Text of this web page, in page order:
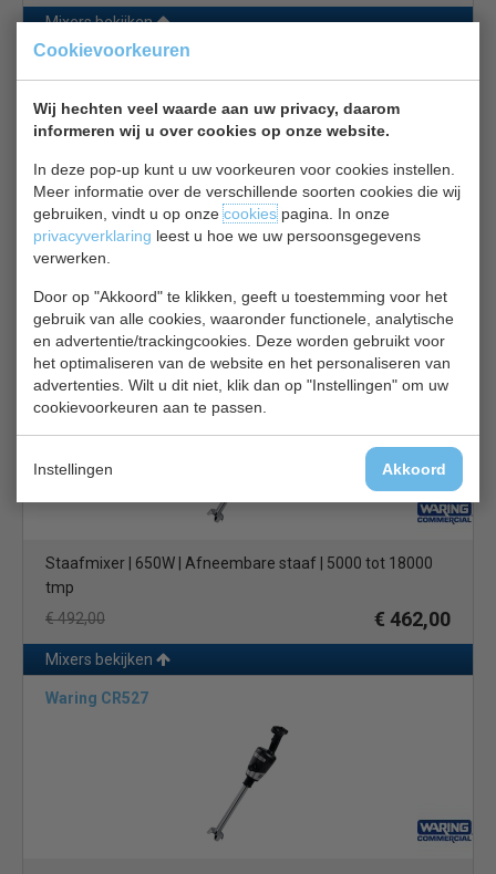
Cookievoorkeuren
Wij hechten veel waarde aan uw privacy, daarom
informeren wij u over cookies op onze website.
In deze pop-up kunt u uw voorkeuren voor cookies instellen.
Meer informatie over de verschillende soorten cookies die wij
gebruiken, vindt u op onzecookiespagina. In onze
privacyverklaring leest u hoe we uw persoonsgegevens
verwerken.
Door op "Akkoord" te klikken, geeft u toestemming voor het
gebruik van alle cookies, waaronder functionele, analytische
en advertentie/trackingcookies. Deze worden gebruikt voor
het optimaliseren van de website en het personaliseren van
advertenties. Wilt u dit niet, klik dan op "Instellingen" om uw
cookievoorkeuren aan te passen.
Instellingen Akkoord
Mixers bekijken
Waring CP 847
Blender | Kunststof | 2 snelheden | 750W | H39 x B26 x D26
cm
€ 465,00
€ 414,00
Mixers bekijken
Waring CR528
Staafmixer | 650W | Afneembare staaf | 5000 tot 18000
tmp
€ 492,00
€ 462,00
Mixers bekijken
Waring CR527